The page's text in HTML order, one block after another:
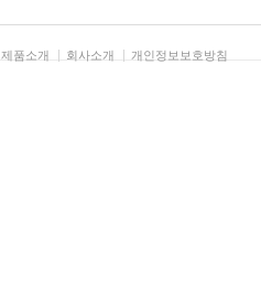
제품소개 회사소개 개인정보보호방침